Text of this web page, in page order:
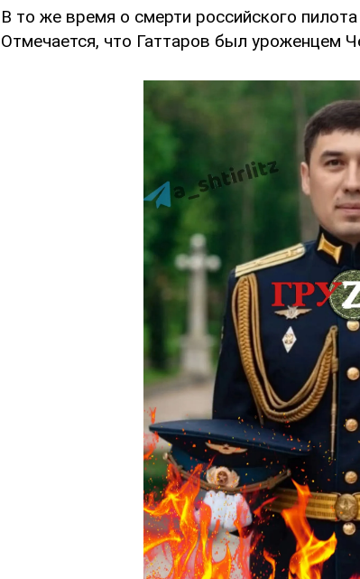
В то же время о смерти российского
Отмечается, что Гаттаров был уроженцем